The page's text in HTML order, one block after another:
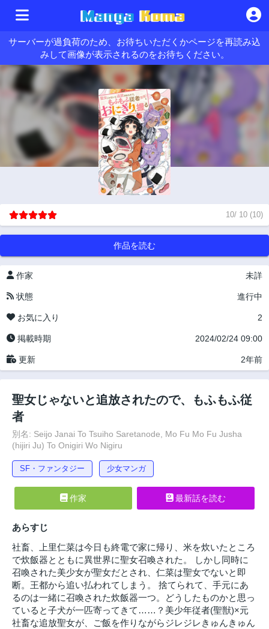
サーバーが過負荷のため、お待ちいただくかページを再読み込
みして画像が表示されるのをお待ちください。
10/ 10 (10)
作品を読む
作家 未詳
状態 進行中
お気に入り 2
掲載時期 2024/02/24 09:00
更新 2年前
聖女じゃないと追放されたので、もふもふ従
者
別名: Seijo Janai To Tsuiho Saretanode, Mo Fu Mo Fu Jusha
(hijiri Ju) To Onigiri Wo Nigiru
SF・ファンタジー 少女マンガ
作家 最新話を読む
あらすじ
社畜、上里仁菜は今日も終電で家に帰り、米を炊いたところ
で炊飯器とともに異世界に聖女召喚された。 しかし同時に
召喚された美少女が聖女だとされ、仁菜は聖女でないと即
断。王都から追い払われてしまう。 捨てられて、手元にあ
るのは一緒に召喚された炊飯器一つ。どうしたものかと思っ
ていると子犬が一匹寄ってきて……？美少年従者(聖獣)×元
社畜な追放聖女が、ご飯を作りながらジレジレきゅんきゅん